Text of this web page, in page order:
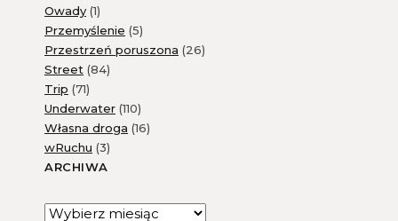
Owady (1)
Przemyślenie (5)
Przestrzeń poruszona (26)
Street (84)
Trip (71)
Underwater (110)
Własna droga (16)
wRuchu (3)
ARCHIWA